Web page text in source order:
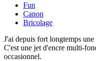
Fun
Canon
Bricolage
J'ai depuis fort longtemps
C'est une jet d'encre multi-
occasionnel.